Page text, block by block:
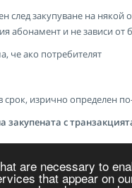
are necessary to
that appear on
закупуване на някой
абонамент и не зависи от
че ако потребителят
срок, изрично определен
с